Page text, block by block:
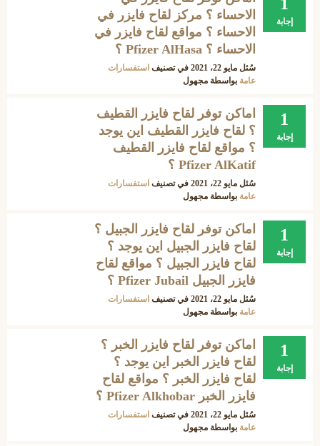
إجابة
الاحساء ؟ مركز لقاح فايزر في
الاحساء ؟ مواقع لقاح فايزر في
الاحساء ؟ Pfizer AlHasa ؟
سُئل مايو 22، 2021 في تصنيف استفسارات
عامة بواسطة مجهول
1
إجابة
اماكن توفر لقاح فايزر القطيف
؟ لقاح فايزر القطيف اين يوجد
؟ مواقع لقاح فايزر القطيف
Pfizer AlKatif ؟
سُئل مايو 22، 2021 في تصنيف استفسارات
عامة بواسطة مجهول
1
إجابة
اماكن توفر لقاح فايزر الجبيل ؟
لقاح فايزر الجبيل اين يوجد ؟
لقاح فايزر الجبيل ؟ مواقع لقاح
فايزر الجبيل Pfizer Jubail ؟
سُئل مايو 22، 2021 في تصنيف استفسارات
عامة بواسطة مجهول
1
إجابة
اماكن توفر لقاح فايزر الخبر ؟
لقاح فايزر الخبر اين يوجد ؟
لقاح فايزر الخبر ؟ مواقع لقاح
فايزر الخبر Pfizer Alkhobar ؟
سُئل مايو 22، 2021 في تصنيف استفسارات
عامة بواسطة مجهول